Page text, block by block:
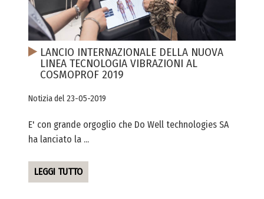
LANCIO INTERNAZIONALE DELLA NUOVA
LINEA TECNOLOGIA VIBRAZIONI AL
COSMOPROF 2019
Notizia del 23-05-2019
E' con grande orgoglio che Do Well technologies SA
ha lanciato la ...
LEGGI TUTTO